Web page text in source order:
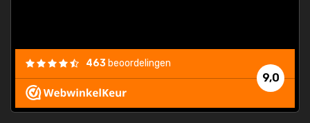
9,0
463 beoordelingen